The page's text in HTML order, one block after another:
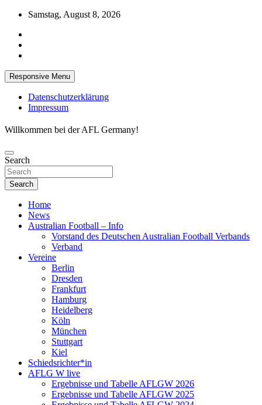
Skip
content
Samstag, August 8, 2026
Responsive Menu
Datenschutzerklärung
Impressum
Willkommen bei der AFL Germany!
Search
Search
Home
News
Australian Football – Info
Vorstand des Deutschen Australian Football Verbands
Verband
Vereine
Berlin
Dresden
Frankfurt
Hamburg
Heidelberg
Köln
München
Stuttgart
Kiel
Schiedsrichter*in
AFLG W live
Ergebnisse und Tabelle AFLGW 2026
Ergebnisse und Tabelle AFLGW 2025